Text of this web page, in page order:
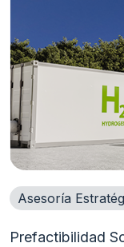
Asesoría
Prefactibilidad